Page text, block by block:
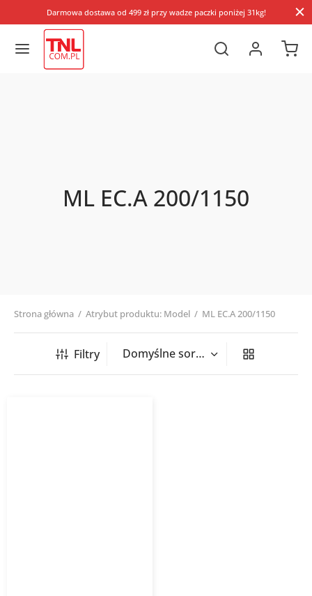
Darmowa dostawa od 499 zł przy wadze paczki poniżej 31kg!
ML EC.A 200/1150
Strona główna / Atrybut produktu: Model / ML EC.A 200/1150
Filtry